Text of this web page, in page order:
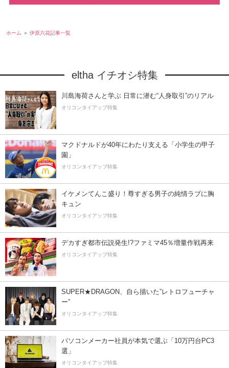
ホーム 伊原六花記事一覧
eltha イチオシ特集
川島海荷さんと学ぶ 日常に潜む“人身取引”のリアル
オリコンタイアップ特集
マクドナルドが40年にわたり支える「小学生の甲子
園」
オリコンタイアップ特集
イケメンてんこ盛り！尊すぎる男子の純情ラブに胸
キュン
オリコンタイアップ特集
デカすぎ都市伝説発生!?ファミマ45％増量作戦再来
オリコンタイアップ特集
SUPER★DRAGON、自ら描いた”レトロフューチャ
ー”
オリコンタイアップ特集
パソコンメーカー社員が本気で選ぶ「10万円台PC3
選」
オリコンタイアップ特集